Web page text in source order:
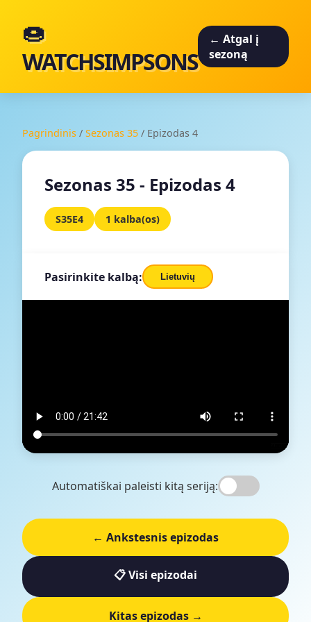
🍩
WATCHSIMPSONS
← Atgal į
sezoną
Pagrindinis / Sezonas 35 / Epizodas 4
Sezonas 35 - Epizodas 4
S35E4 1 kalba(os)
Pasirinkite kalbą: Lietuvių
Automatiškai paleisti kitą seriją:
← Ankstesnis epizodas
📋 Visi epizodai
Kitas epizodas →